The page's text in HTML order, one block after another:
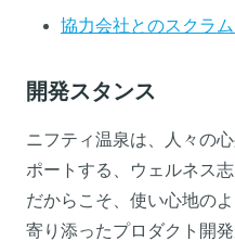
協力会社とのスクラ
開発スタンス
ニフティ温泉は、人々の
ポートする、ウェルネス
だからこそ、使い心地の
寄り添ったプロダクト開発